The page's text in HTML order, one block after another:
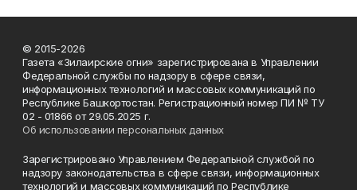
© 2015-2026
Газета «Зилаирские огни» зарегистрирована в Управлении
Федеральной службы по надзору в сфере связи,
информационных технологий и массовых коммуникаций по
Республике Башкортостан. Регистрационный номер ПИ № ТУ
02 - 01866 от 29.05.2025 г.
Об использовании персональных данных
Зарегистрировано Управлением Федеральной службой по
надзору законодательства в сфере связи, информационных
технологий и массовых коммуникаций по Республике